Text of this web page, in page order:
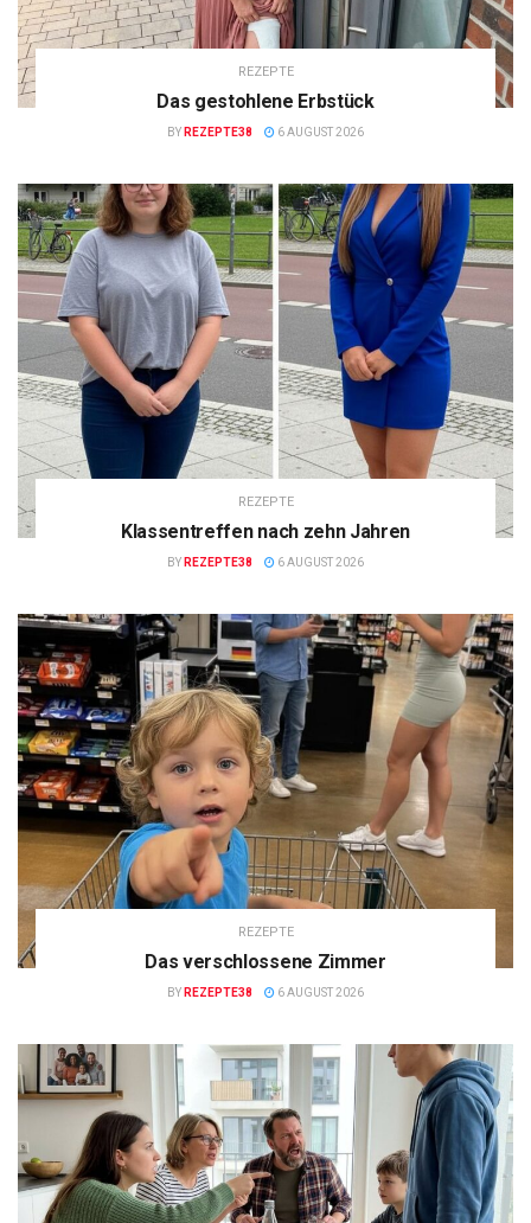
REZEPTE
Das gestohlene Erbstück
BY REZEPTE38 6 AUGUST 2026
REZEPTE
Klassentreffen nach zehn Jahren
BY REZEPTE38 6 AUGUST 2026
REZEPTE
Das verschlossene Zimmer
BY REZEPTE38 6 AUGUST 2026